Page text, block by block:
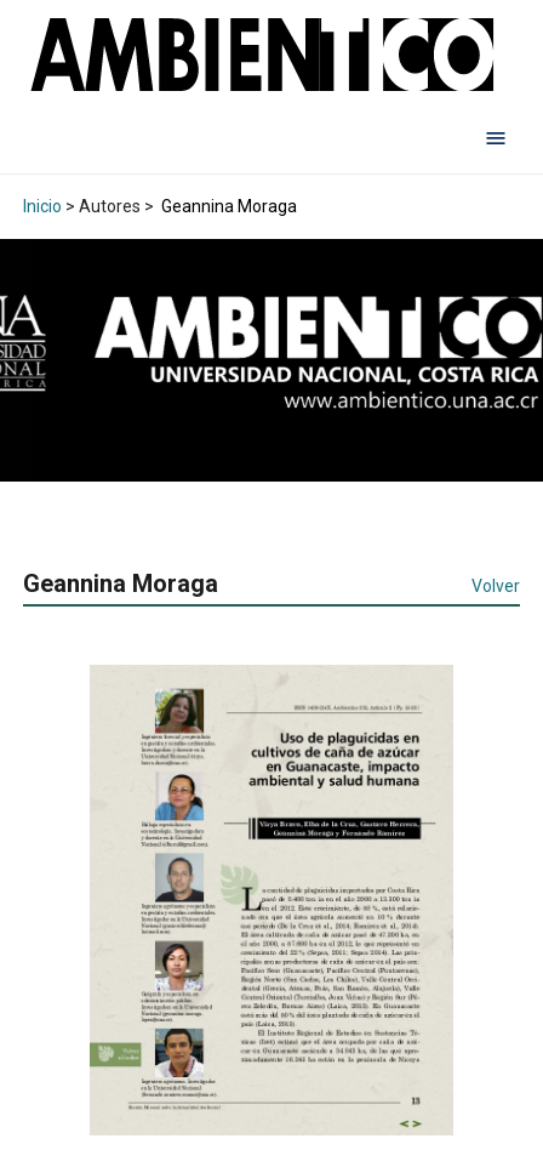
Inicio > Autores > Geannina Moraga
Geannina Moraga Volver